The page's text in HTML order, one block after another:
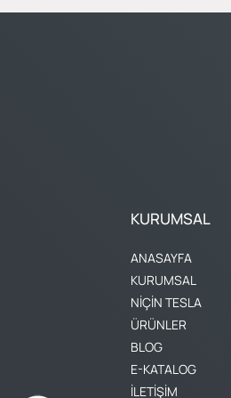
KURUMSAL
ANASAYFA
KURUMSAL
NİÇİN TESLA
ÜRÜNLER
BLOG
E-KATALOG
İLETİŞİM